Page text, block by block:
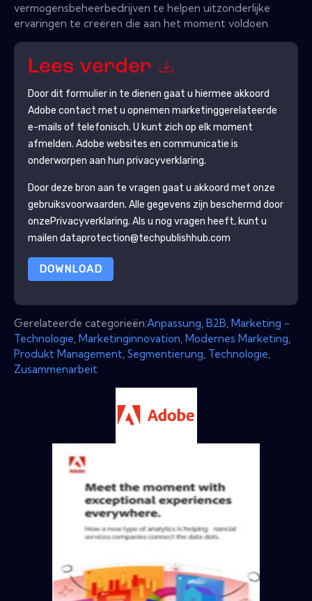
vermogensbeheerbedrijven te helpen uitzonderlijke
ervaringen te creëren die aan het moment voldoen.
Lees verder
Door dit formulier in te dienen gaat u hiermee akkoord
Adobe contact met u opnemen marketinggerelateerde
e-mails of telefonisch. U kunt zich op elk moment
afmelden. Adobe websites en communicatie is
onderworpen aan hun privacyverklaring.
Door deze bron aan te vragen gaat u akkoord met onze
gebruiksvoorwaarden. Alle gegevens zijn beschermd door
onzePrivacyverklaring. Als u nog vragen heeft, kunt u
mailen dataprotection@techpublishhub.com
DOWNLOAD
Gerelateerde categorieën:Anpassung B2B Marketing -
Technologie Marketinginnovation Modernes Marketing
Produkt Management Segmentierung Technologie
Zusammenarbeit